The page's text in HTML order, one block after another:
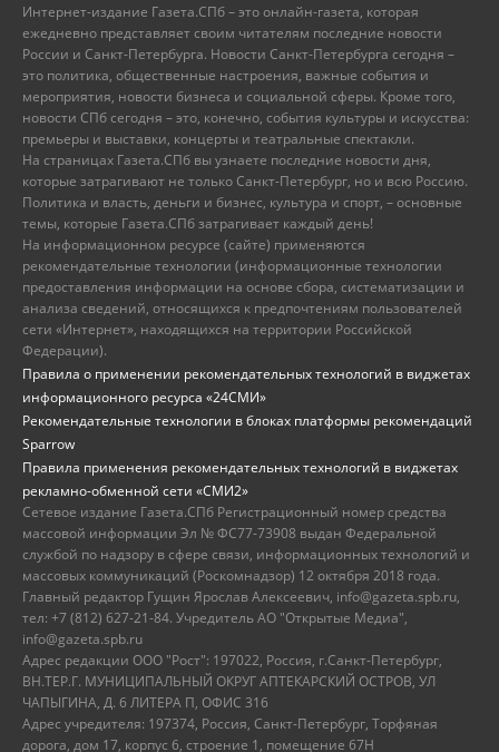
Интернет-издание Газета.СПб – это онлайн-газета, которая
ежедневно представляет своим читателям последние новости
России и Санкт-Петербурга. Новости Санкт-Петербурга сегодня –
это политика, общественные настроения, важные события и
мероприятия, новости бизнеса и социальной сферы. Кроме того,
новости СПб сегодня – это, конечно, события культуры и искусства:
премьеры и выставки, концерты и театральные спектакли.
На страницах Газета.СПб вы узнаете последние новости дня,
которые затрагивают не только Санкт-Петербург, но и всю Россию.
Политика и власть, деньги и бизнес, культура и спорт, – основные
темы, которые Газета.СПб затрагивает каждый день!
На информационном ресурсе (сайте) применяются
рекомендательные технологии (информационные технологии
предоставления информации на основе сбора, систематизации и
анализа сведений, относящихся к предпочтениям пользователей
сети «Интернет», находящихся на территории Российской
Федерации).
Правила о применении рекомендательных технологий в виджетах
информационного ресурса «24СМИ»
Рекомендательные технологии в блоках платформы рекомендаций
Sparrow
Правила применения рекомендательных технологий в виджетах
рекламно-обменной сети «СМИ2»
Сетевое издание Газета.СПб Регистрационный номер средства
массовой информации Эл № ФС77-73908 выдан Федеральной
службой по надзору в сфере связи, информационных технологий и
массовых коммуникаций (Роскомнадзор) 12 октября 2018 года.
Главный редактор Гущин Ярослав Алексеевич, info@gazeta.spb.ru,
тел: +7 (812) 627-21-84. Учредитель АО "Открытые Медиа",
info@gazeta.spb.ru
Адрес редакции ООО "Рост": 197022, Россия, г.Санкт-Петербург,
ВН.ТЕР.Г. МУНИЦИПАЛЬНЫЙ ОКРУГ АПТЕКАРСКИЙ ОСТРОВ, УЛ
ЧАПЫГИНА, Д. 6 ЛИТЕРА П, ОФИС 316
Адрес учредителя: 197374, Россия, Санкт-Петербург, Торфяная
дорога, дом 17, корпус 6, строение 1, помещение 67Н